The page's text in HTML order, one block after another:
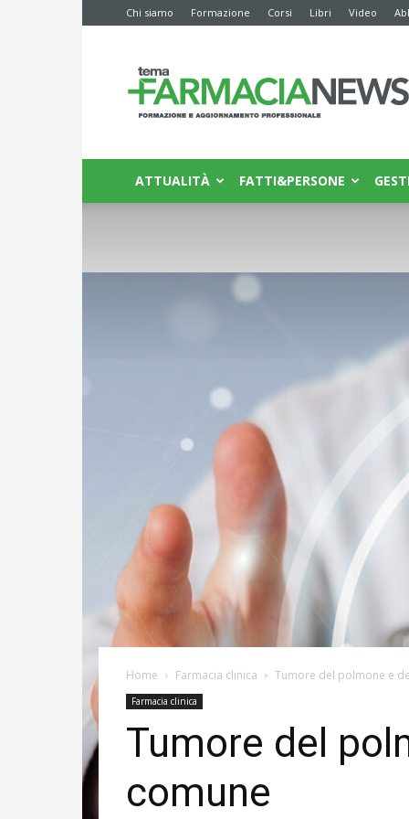
Chi siamo Formazione Corsi Libri Video
News
ATTUALITÀ FATTI&PERSONE
Home Farmacia clinica Tumore del polmone e
Farmacia clinica
Tumore del
comune